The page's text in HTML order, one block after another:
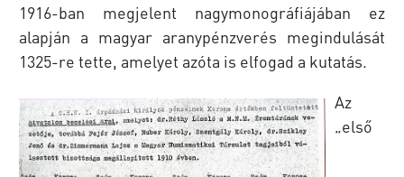
1916-ban megjelent nagymonográfiájában ez
alapján a magyar aranypénzverés megindulását
1325-re tette, amelyet azóta is elfogad a kutatás.
Az
„első